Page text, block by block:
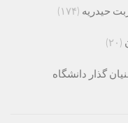
حیدریه (۱۷۴)
(۲۰)
گذار دانشگاه